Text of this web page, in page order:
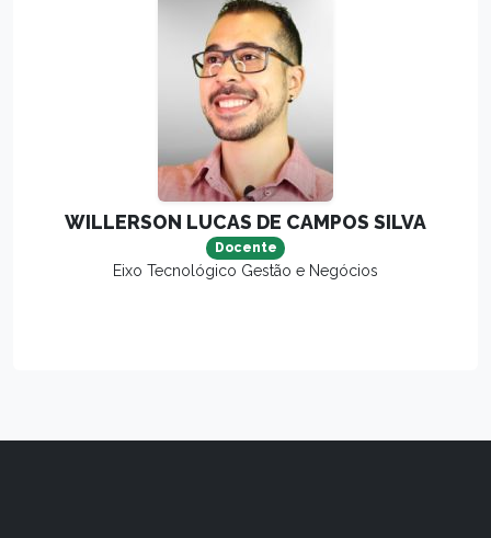
WILLERSON LUCAS DE CAMPOS SILVA
Docente
Eixo Tecnológico Gestão e Negócios